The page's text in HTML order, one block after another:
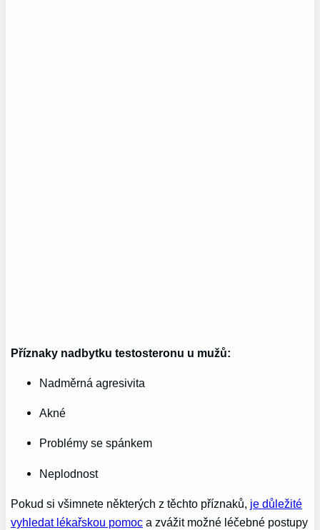
Příznaky nadbytku testosteronu u mužů:
Nadměrná agresivita
Akné
Problémy se spánkem
Neplodnost
Pokud si všimnete některých z těchto příznaků, je důležité
vyhledat lékařskou pomoc a zvážit možné léčebné postupy